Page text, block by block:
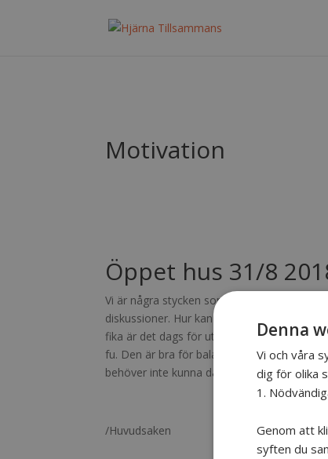
Motivation
Öppet hus 31/8
Vi är några stycken som träffades på
diskussioner. Hur kan vi jobba med
fika är det dags för utlovade rörelse till
fu. Den är bra för balans och kropp och
behöver inte kunna dansa för att vara med.
/Huvudsaken
Denna
Vi och våra
dig för olika
1.
Genom att
syften du